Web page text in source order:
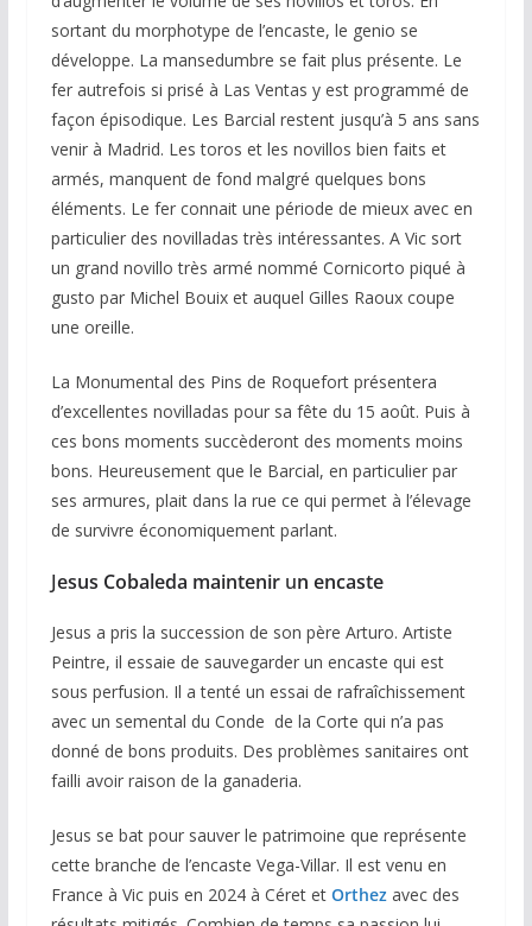
sortant du morphotype de l’encaste, le genio se
développe. La mansedumbre se fait plus présente. Le
fer autrefois si prisé à Las Ventas y est programmé de
façon épisodique. Les Barcial restent jusqu’à 5 ans sans
venir à Madrid. Les toros et les novillos bien faits et
armés, manquent de fond malgré quelques bons
éléments. Le fer connait une période de mieux avec en
particulier des novilladas très intéressantes. A Vic sort
un grand novillo très armé nommé Cornicorto piqué à
gusto par Michel Bouix et auquel Gilles Raoux coupe
une oreille.
La Monumental des Pins de Roquefort présentera
d’excellentes novilladas pour sa fête du 15 août. Puis à
ces bons moments succèderont des moments moins
bons. Heureusement que le Barcial, en particulier par
ses armures, plait dans la rue ce qui permet à l’élevage
de survivre économiquement parlant.
Jesus Cobaleda maintenir un encaste
Jesus a pris la succession de son père Arturo. Artiste
Peintre, il essaie de sauvegarder un encaste qui est
sous perfusion. Il a tenté un essai de rafraîchissement
avec un semental du Conde de la Corte qui n’a pas
donné de bons produits. Des problèmes sanitaires ont
failli avoir raison de la ganaderia.
Jesus se bat pour sauver le patrimoine que représente
cette branche de l’encaste Vega-Villar. Il est venu en
France à Vic puis en 2024 à Céret et Orthez avec des